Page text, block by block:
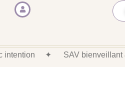
intention ✦ SAV bienveillant